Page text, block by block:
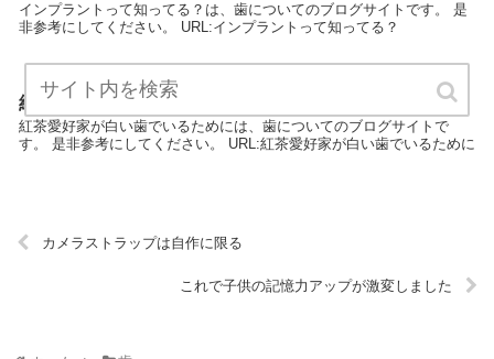
インプラントって知ってる？は、歯についてのブログサイトです。 是
非参考にしてください。 URL:インプラントって知ってる？
紅茶愛好家が白い歯でいるために
紅茶愛好家が白い歯でいるためには、歯についてのブログサイトで
す。 是非参考にしてください。 URL:紅茶愛好家が白い歯でいるために
カメラストラップは自作に限る
これで子供の記憶力アップが激変しました